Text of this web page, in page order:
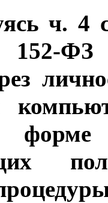
ч. 4
ФЗ